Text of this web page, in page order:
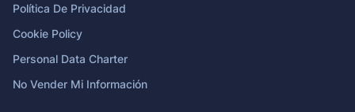
Política De Privacidad
Cookie Policy
Personal Data Charter
No Vender Mi Información